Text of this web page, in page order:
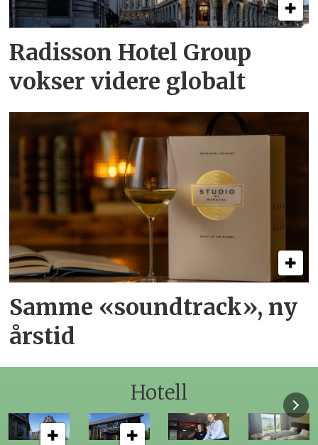
Radisson Hotel Group
vokser videre globalt
Samme «soundtrack», ny
årstid
Hotell